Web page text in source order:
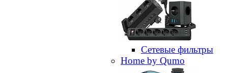
Сетевые фильтры
Home by Qumo